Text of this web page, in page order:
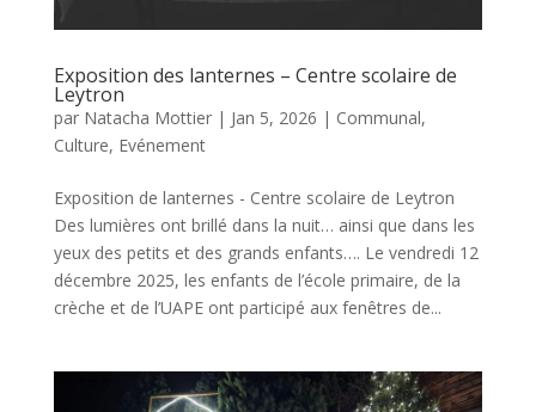
Exposition des lanternes – Centre scolaire de
Leytron
par Natacha Mottier| Jan 5, 2026 | Communal,
Culture, Evénement
Exposition de lanternes - Centre scolaire de Leytron
Des lumières ont brillé dans la nuit… ainsi que dans les
yeux des petits et des grands enfants…. Le vendredi 12
décembre 2025, les enfants de l’école primaire, de la
crèche et de l’UAPE ont participé aux fenêtres de...